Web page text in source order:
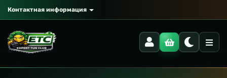
Контактная информация